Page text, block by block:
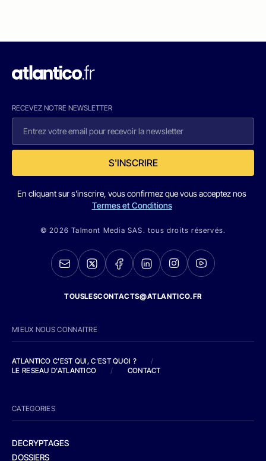
RECEVEZ NOTRE NEWSLETTER
S'INSCRIRE
En cliquant sur s'inscrire, vous confirmez que vous acceptez nos
Termes et Conditions
© 2026 Talmont Media SAS. tous droits réservés.
TOUSLESCONTACTS@ATLANTICO.FR
MIEUX NOUS CONNAITRE
ATLANTICO C'EST QUI, C'EST QUOI ?
/
LE RESEAU D'ATLANTICO
/ CONTACT
CATEGORIES
DECRYPTAGES
DOSSIERS